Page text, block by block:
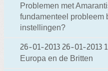
Problemen met
fundamenteel probleem
instellingen?
26-01-2013 26-01-2013
Europa en de Britten